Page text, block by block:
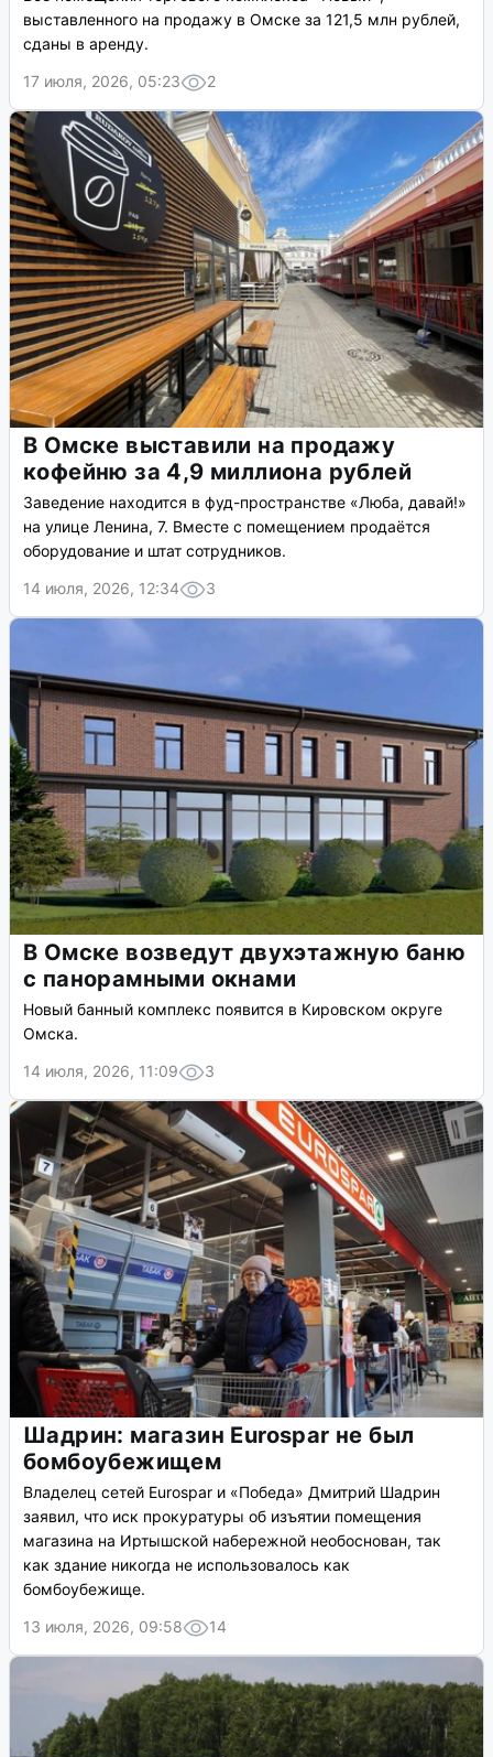
выставленного на продажу в Омске за 121,5 млн рублей,
сданы в аренду.
17 июля, 2026, 05:23
2
В Омске выставили на продажу
кофейню за 4,9 миллиона рублей
Заведение находится в фуд-пространстве «Люба, давай!»
на улице Ленина, 7. Вместе с помещением продаётся
оборудование и штат сотрудников.
14 июля, 2026, 12:34
3
В Омске возведут двухэтажную баню
с панорамными окнами
Новый банный комплекс появится в Кировском округе
Омска.
14 июля, 2026, 11:09
3
Шадрин: магазин Eurospar не был
бомбоубежищем
Владелец сетей Eurospar и «Победа» Дмитрий Шадрин
заявил, что иск прокуратуры об изъятии помещения
магазина на Иртышской набережной необоснован, так
как здание никогда не использовалось как
бомбоубежище.
13 июля, 2026, 09:58
14